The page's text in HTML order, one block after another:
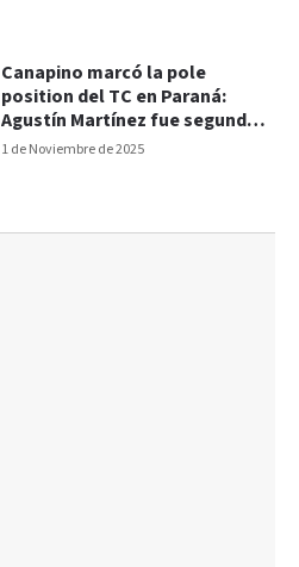
1 de Noviembre de 2025
Canapino marcó la pole
position del TC en Paraná:
Agustín Martínez fue segundo y
Werner tercero